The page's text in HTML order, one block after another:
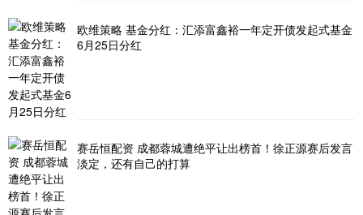
欧维策略 基金分红：汇添富鑫裕一年定开债发起式基金
6月25日分红
赛岳恒配资 成都蓉城遭绝平让出榜首！徐正源赛后发言
淡定，还有自己的打算